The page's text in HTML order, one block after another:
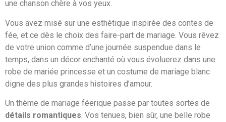
une chanson chère à vos yeux.
Vous avez misé sur une esthétique inspirée des contes de
fée, et ce dès le choix des faire-part de mariage. Vous rêvez
de votre union comme d’une journée suspendue dans le
temps, dans un décor enchanté où vous évoluerez dans une
robe de mariée princesse et un costume de mariage blanc
digne des plus grandes histoires d’amour.
Un thème de mariage féerique passe par toutes sortes de
détails romantiques. Vos tenues, bien sûr, une belle robe